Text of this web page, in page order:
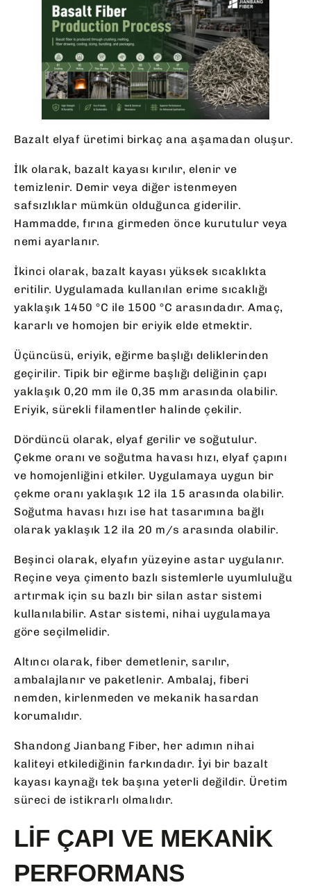
Bazalt elyaf üretimi birkaç ana aşamadan oluşur.
İlk olarak, bazalt kayası kırılır, elenir ve
temizlenir. Demir veya diğer istenmeyen
safsızlıklar mümkün olduğunca giderilir.
Hammadde, fırına girmeden önce kurutulur veya
nemi ayarlanır.
İkinci olarak, bazalt kayası yüksek sıcaklıkta
eritilir. Uygulamada kullanılan erime sıcaklığı
yaklaşık 1450 °C ile 1500 °C arasındadır. Amaç,
kararlı ve homojen bir eriyik elde etmektir.
Üçüncüsü, eriyik, eğirme başlığı deliklerinden
geçirilir. Tipik bir eğirme başlığı deliğinin çapı
yaklaşık 0,20 mm ile 0,35 mm arasında olabilir.
Eriyik, sürekli filamentler halinde çekilir.
Dördüncü olarak, elyaf gerilir ve soğutulur.
Çekme oranı ve soğutma havası hızı, elyaf çapını
ve homojenliğini etkiler. Uygulamaya uygun bir
çekme oranı yaklaşık 12 ila 15 arasında olabilir.
Soğutma havası hızı ise hat tasarımına bağlı
olarak yaklaşık 12 ila 20 m/s arasında olabilir.
Beşinci olarak, elyafın yüzeyine astar uygulanır.
Reçine veya çimento bazlı sistemlerle uyumluluğu
artırmak için su bazlı bir silan astar sistemi
kullanılabilir. Astar sistemi, nihai uygulamaya
göre seçilmelidir.
Altıncı olarak, fiber demetlenir, sarılır,
ambalajlanır ve paketlenir. Ambalaj, fiberi
nemden, kirlenmeden ve mekanik hasardan
korumalıdır.
Shandong Jianbang Fiber, her adımın nihai
kaliteyi etkilediğinin farkındadır. İyi bir bazalt
kayası kaynağı tek başına yeterli değildir. Üretim
süreci de istikrarlı olmalıdır.
LIF ÇAPI VE MEKANIK
PERFORMANS